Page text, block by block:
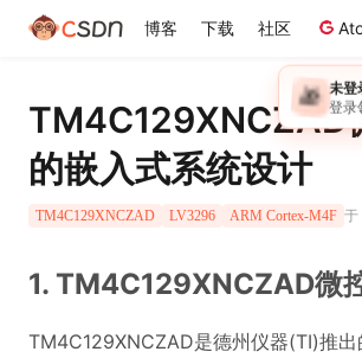
博客 下载 社区
TM4C129XNCZAD
的嵌入式系统设计
TM4C129XNCZAD LV3296 ARM Cortex-M4F 于
1. TM4C129XNCZAD微
TM4C129XNCZAD是德州仪器(TI)推